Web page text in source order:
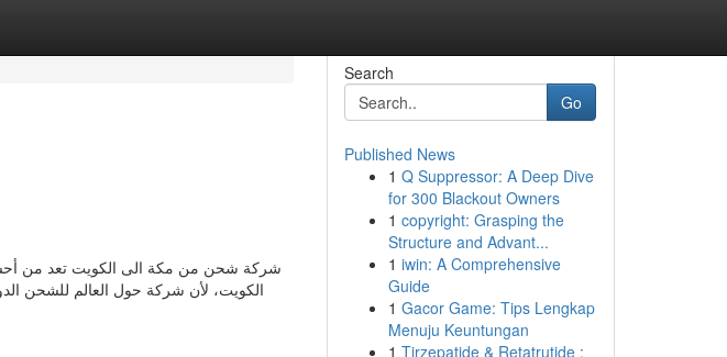
شركة شحن من مكة الى الكويت تعد من
الكويت، لأن شركة حول العالم للشحن
Search
Go
Published News
1 Q Suppressor: A Deep Dive
for 300 Blackout Owners
1 copyright: Grasping the
Structure and Advant...
1 iwin: A Comprehensive
Guide
1 Gacor Game: Tips Lengkap
Menuju Keuntungan
1 Tirzepatide & Retatrutide :